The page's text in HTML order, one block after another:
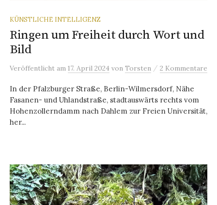
KÜNSTLICHE INTELLIGENZ
Ringen um Freiheit durch Wort und
Bild
Veröffentlicht am 17. April 2024 von Torsten / 2 Kommentare
In der Pfalzburger Straße, Berlin-Wilmersdorf, Nähe
Fasanen- und Uhlandstraße, stadtauswärts rechts vom
Hohenzollerndamm nach Dahlem zur Freien Universität,
her...